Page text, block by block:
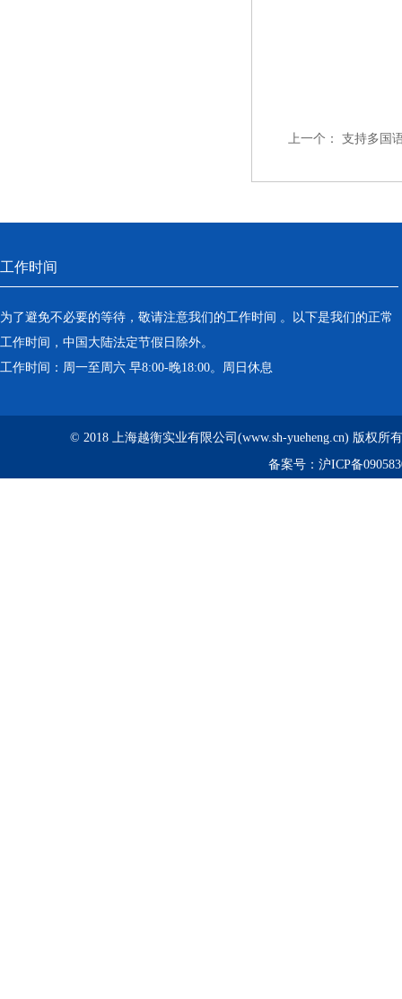
上一个： 支持多国
工作时间
为了避免不必要的等待，敬请注意我们的工作时间 。以下是我们的正常
工作时间，中国大陆法定节假日除外。
工作时间：周一至周六 早8:00-晚18:00。周日休息
© 2018 上海越衡实业有限公司(www.sh-yueheng.cn) 版权所
备案号： 沪ICP备